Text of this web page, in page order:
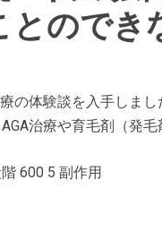
とのでき
の体験談を入手しま
治療や育毛剤（発